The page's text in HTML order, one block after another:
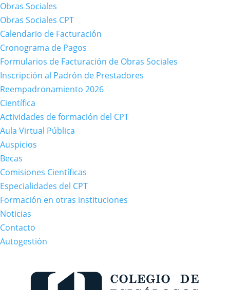
Obras Sociales
Obras Sociales CPT
Calendario de Facturación
Cronograma de Pagos
Formularios de Facturación de Obras Sociales
Inscripción al Padrón de Prestadores
Reempadronamiento 2026
Científica
Actividades de formación del CPT
Aula Virtual Pública
Auspicios
Becas
Comisiones Científicas
Especialidades del CPT
Formación en otras instituciones
Noticias
Contacto
Autogestión